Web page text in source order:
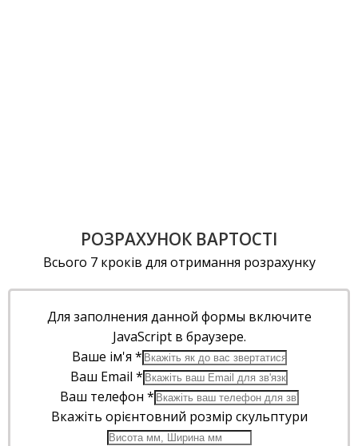
РОЗРАХУНОК ВАРТОСТІ
Всього 7 кроків для отримання розрахунку
Для заполнения данной формы включите
JavaScript в браузере.
Ваше ім'я *
Ваш Email *
Ваш телефон *
Вкажіть орієнтовний розмір скульптури